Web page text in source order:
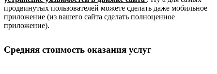
продвинутых пользователей можете сделать даже мобильное
приложение (из вашего сайта сделать полноценное
приложение).
Средняя стоимость оказания услуг